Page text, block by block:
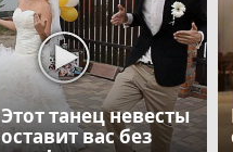
Этот танец невесты
оставит вас без